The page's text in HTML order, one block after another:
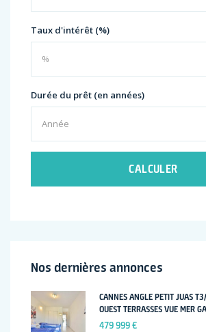
Taux d'intérêt (%)
Durée du prêt (en années)
CALCULER
Nos dernières annonces
CANNES ANGLE PETIT JUAS
OUEST TERRASSES VUE MER
479 999 €